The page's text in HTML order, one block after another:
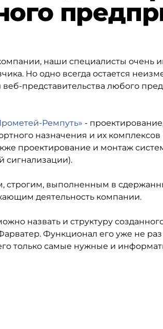
наши специалисты очень
Но одно всегда остается
представительства любого
Ремпуть» -
назначения и их
проектирование и монтаж
сигнализации).
строгим, выполненным в
деятельность компании.
назвать и структуру
Функционал его уже не
только самые нужные и